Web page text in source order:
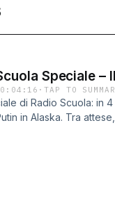
Speciale –
·TAP TO
di Radio Scuola: in
in Alaska. Tra